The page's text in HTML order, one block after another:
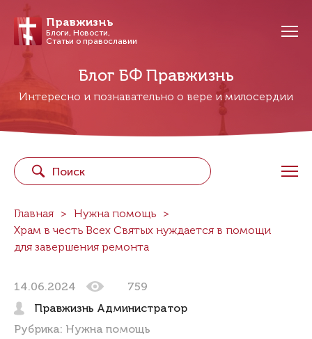
Правжизнь
Блоги, Новости,
Статьи о православии
Блог БФ Правжизнь
Интересно и познавательно о вере и милосердии
Главная
Нужна помощь
Храм в честь Всех Святых нуждается в помощи
для завершения ремонта
14.06.2024
759
Правжизнь Администратор
Рубрика: Нужна помощь